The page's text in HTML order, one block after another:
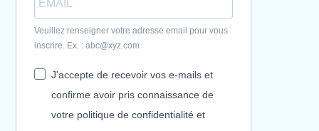
Veuillez renseigner votre adresse email pour vous
inscrire. Ex. : abc@xyz.com
J'accepte de recevoir vos e-mails et
confirme avoir pris connaissance de
votre politique de confidentialité et